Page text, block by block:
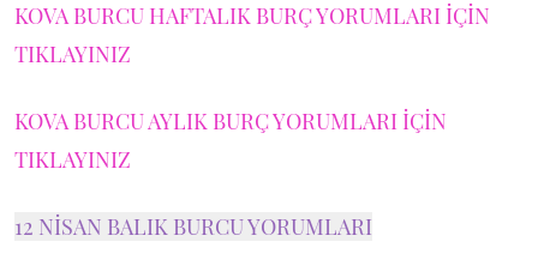
KOVA BURCU HAFTALIK BURÇ YORUMLARI İÇİN
TIKLAYINIZ
KOVA BURCU AYLIK BURÇ YORUMLARI İÇİN
TIKLAYINIZ
12 NİSAN BALIK BURCU YORUMLARI